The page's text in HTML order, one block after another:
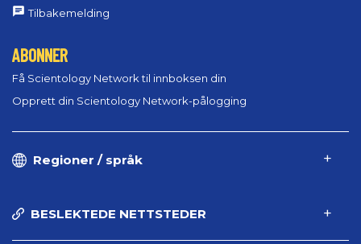
Tilbakemelding
ABONNER
Få Scientology Network til innboksen din
Opprett din Scientology Network-pålogging
Regioner / språk
BESLEKTEDE NETTSTEDER